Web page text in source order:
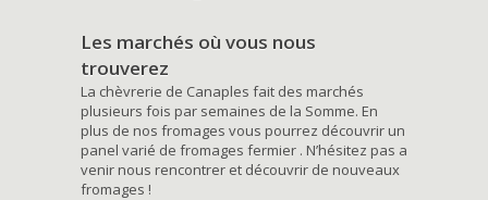
Les marchés où vous nous
trouverez
La chèvrerie de Canaples fait des marchés
plusieurs fois par semaines de la Somme. En
plus de nos fromages vous pourrez découvrir un
panel varié de fromages fermier . N’hésitez pas a
venir nous rencontrer et découvrir de nouveaux
fromages !